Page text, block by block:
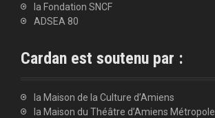
la Fondation SNCF
ADSEA 80
Cardan est soutenu par :
la Maison de la Culture d’Amiens
la Maison du Théâtre d’Amiens Métropole